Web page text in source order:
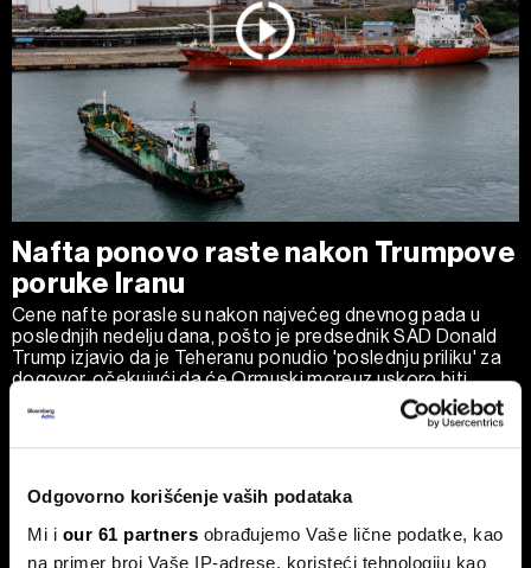
Odgovorno korišćenje vaših podataka
Mi i our 61 partners obrađujemo Vaše lične podatke, kao
na primer broj Vaše IP-adrese, koristeći tehnologiju kao
Nafta ponovo raste nakon Trumpove
poruke Iranu
Cene nafte porasle su nakon najvećeg dnevnog pada u
poslednjih nedelju dana, pošto je predsednik SAD Donald
Trump izjavio da je Teheranu ponudio 'poslednju priliku' za
dogovor, očekujući da će Ormuski moreuz uskoro biti